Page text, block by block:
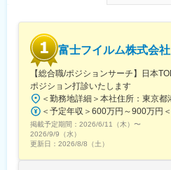
各担当の負担を軽減し、バラ
きます。休日・夜間の問い合わ
メリハリをつけて働くことが可
■待遇・手当
平均年収907万円と医療機器メ
宅手当・家族手当・借り上げ社
ます。
■キャリア
富士フイルムグループの育成制
ト。ジョブローテーションや研
す。
富士フイルム株式会社
【総合職/ポジションサーチ】日本
ポジション打診いたします
掲載予定期間： 2026/6/11（木） 〜
2026/9/9（水）
更新日： 2026/8/8（土）